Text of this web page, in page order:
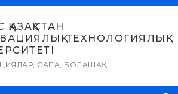
ТЕХНОЛОГИЯЛЫҚ
САПА, БОЛАШАҚ